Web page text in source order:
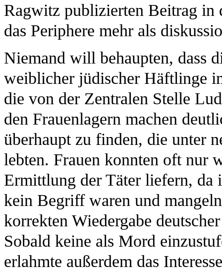
Ragwitz publizierten Beitrag in
das Periphere mehr als
Niemand will behaupten, dass
weiblicher jüdischer Häftlinge
die von der Zentralen Stelle
den Frauenlagern machen
überhaupt zu finden, die unter
lebten. Frauen konnten oft nur
Ermittlung der Täter liefern, da
kein Begriff waren und
korrekten Wiedergabe
Sobald keine als Mord
erlahmte außerdem das